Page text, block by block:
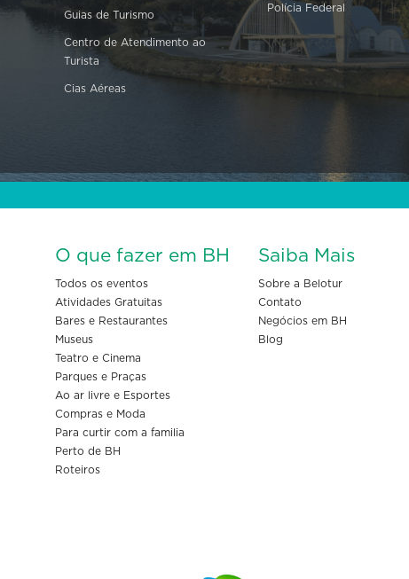
Guias de Turismo
Centro de Atendimento ao
Turista
Cias Aéreas
Polícia Federal
O que fazer em BH
Todos os eventos
Atividades Gratuitas
Bares e Restaurantes
Museus
Teatro e Cinema
Parques e Praças
Ao ar livre e Esportes
Compras e Moda
Para curtir com a familia
Perto de BH
Roteiros
Saiba Mais
Sobre a Belotur
Contato
Negócios em BH
Blog